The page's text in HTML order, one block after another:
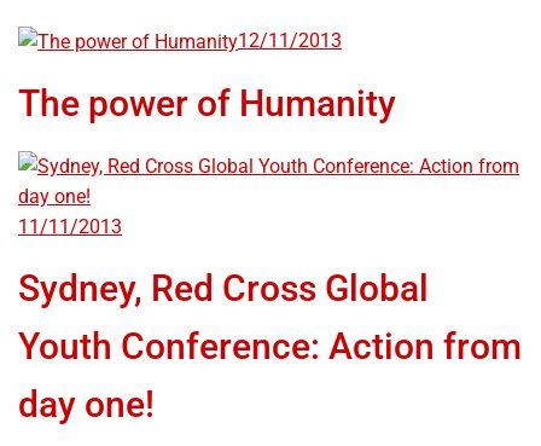
12/11/2013
The power of Humanity
11/11/2013
Sydney, Red Cross Global
Youth Conference: Action from
day one!